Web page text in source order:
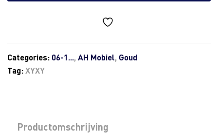
Categories: 06-1..., AH Mobiel, Goud
Tag:XYXY
Productomschrijving